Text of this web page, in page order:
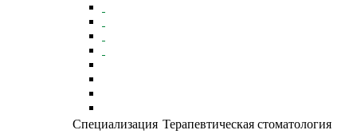
Специализация Терапевтическая стоматология